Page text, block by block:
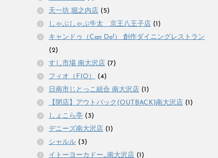
天一坊 堀之内店 (5)
しゃぶしゃぶ牛太 京王八王子店 (1)
キャンドゥ（Can Do!） 創作ダイニングレストラン
(2)
すし市場 南大沢店 (7)
フィオ（FIO）
(4)
日南市じとっこ組合 南大沢店 (1)
【閉店】アウトバック(OUTBACK)南大沢店 (1)
しょこら亭 (3)
デニーズ南大沢店 (1)
シャルル (3)
イトーヨーカドー_南大沢店 (1)